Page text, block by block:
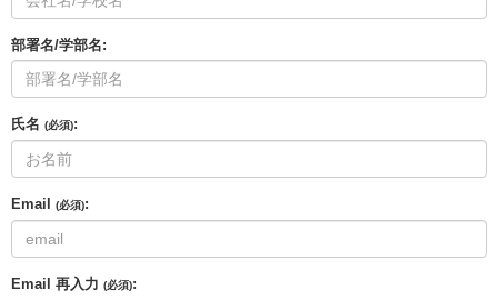
部署名/学部名:
氏名 (必須):
Email (必須):
Email 再入力 (必須):